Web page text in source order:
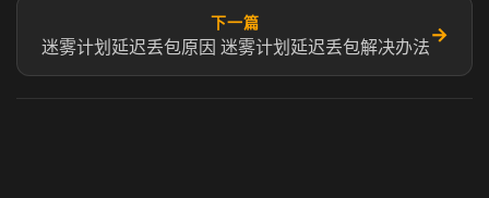
下一篇
迷雾计划延迟丢包原因 迷雾计划延迟丢包解决办法
→